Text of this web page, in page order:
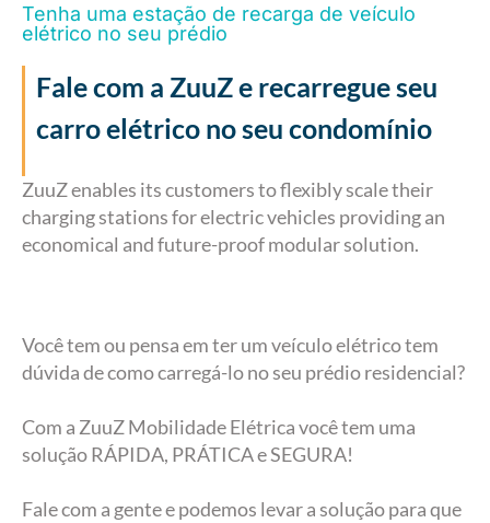
Tenha uma estação de recarga de veículo
elétrico no seu prédio
Fale com a ZuuZ e recarregue seu
carro elétrico no seu condomínio
ZuuZ enables its customers to flexibly scale their
charging stations for electric vehicles providing an
economical and future-proof modular solution.
Você tem ou pensa em ter um veículo elétrico tem
dúvida de como carregá-lo no seu prédio residencial?
Com a ZuuZ Mobilidade Elétrica você tem uma
solução RÁPIDA, PRÁTICA e SEGURA!
Fale com a gente e podemos levar a solução para que